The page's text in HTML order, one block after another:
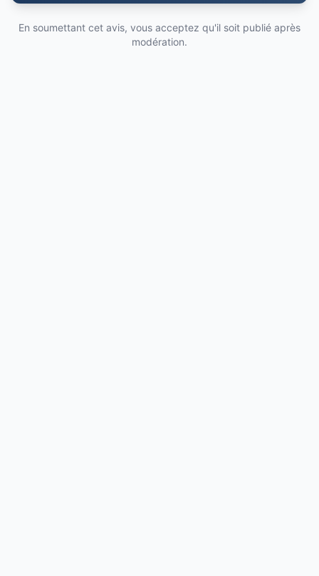
En soumettant cet avis, vous acceptez qu'il soit publié après
modération.